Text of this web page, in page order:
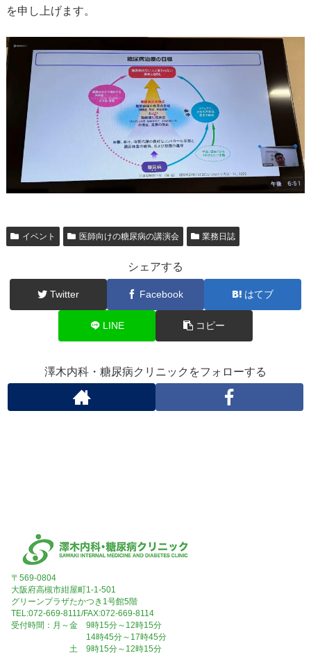
を申し上げます。
イベント 医師向けの糖尿病の講演会 業務日誌
シェアする
Twitter Facebook はてブ
LINE コピー
澤木内科・糖尿病クリニックをフォローする
〒569-0804
大阪府高槻市紺屋町1-1-501
グリーンプラザたかつき1号館5階
TEL:072-669-8111/FAX:072-669-8114
受付時間：月～金 9時15分～12時15分
14時45分～17時45分
土 9時15分～12時15分